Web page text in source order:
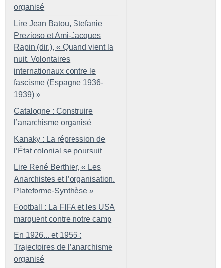
organisé
Lire Jean Batou, Stefanie
Prezioso et Ami-Jacques
Rapin (dir.), « Quand vient la
nuit. Volontaires
internationaux contre le
fascisme (Espagne 1936-
1939) »
Catalogne : Construire
l’anarchisme organisé
Kanaky : La répression de
l’État colonial se poursuit
Lire René Berthier, « Les
Anarchistes et l’organisation.
Plateforme-Synthèse »
Football : La FIFA et les USA
marquent contre notre camp
En 1926... et 1956 :
Trajectoires de l’anarchisme
organisé